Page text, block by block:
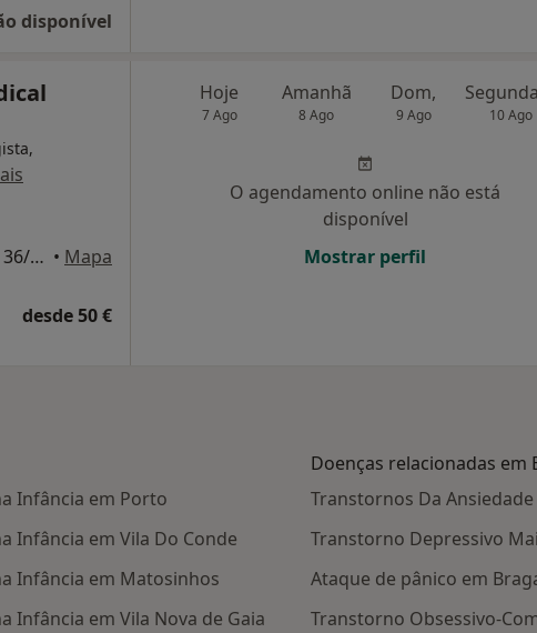
disponível
Praceta Beato Inácio de Azevedo nº 36/38, Braga • Mapa
desde 50 €
Hoje
7 Ago
Amanhã
8 Ago
Dom,
9 Ago 10 Ago
O agendamento online não está
disponível
Mostrar perfil
Infância em Porto
Infância em Vila Do Conde
Infância em Matosinhos
Infância em Vila Nova de Gaia
Doenças relacionadas em
Transtornos Da
Transtorno Depressivo
Ataque de pânico em
Transtorno Obsessivo-